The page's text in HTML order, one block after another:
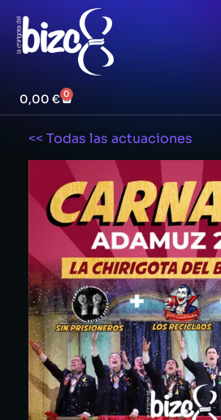
0,00 € 0
<< Todas las actuaciones